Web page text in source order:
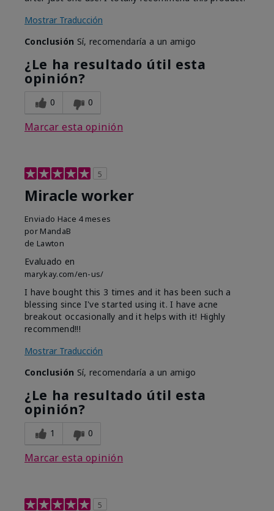
Mostrar Traducción
Conclusión Sí, recomendaría a un amigo
¿Le ha resultado útil esta
opinión?
0 0
Marcar esta opinión
5
Miracle worker
Enviado Hace 4 meses
por MandaB
de Lawton
Evaluado en
marykay.com/en-us/
I have bought this 3 times and it has been such a
blessing since I've started using it. I have acne
breakout occasionally and it helps with it! Highly
recommend!!!
Mostrar Traducción
Conclusión Sí, recomendaría a un amigo
¿Le ha resultado útil esta
opinión?
1 0
Marcar esta opinión
5